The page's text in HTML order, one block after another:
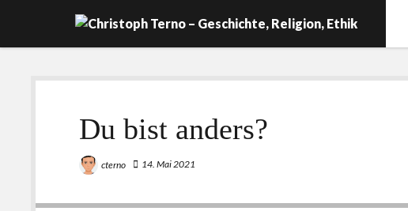
Du bist anders?
cterno 14. Mai 2021